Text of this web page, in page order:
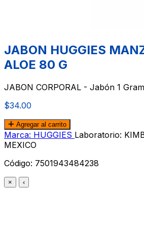
JABON HUGGIES
ALOE 80 G
JABON CORPORAL - Jabón 1
$34.00
Agregar al carrito
Marca: HUGGIES Laboratorio:
MEXICO
Código: 7501943484238
× ‹